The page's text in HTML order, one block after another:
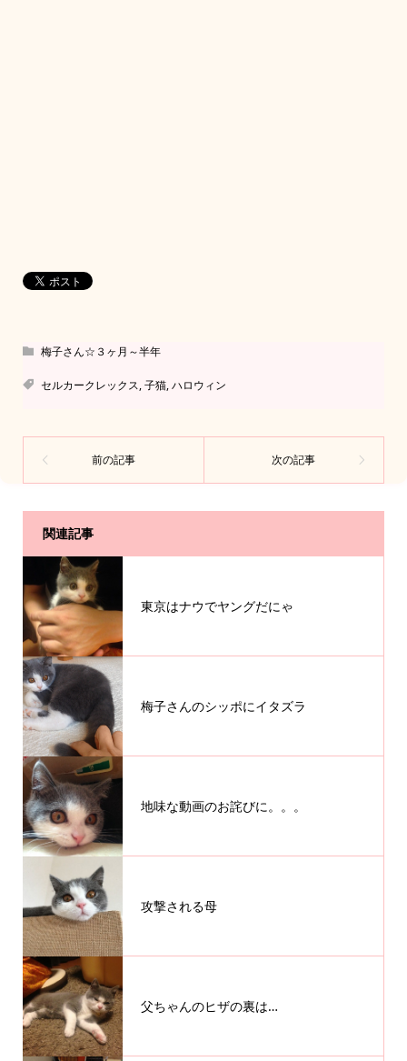
梅子さん☆３ヶ月～半年
セルカークレックス,子猫,ハロウィン
関連記事
東京はナウでヤングだにゃ
梅子さんのシッポにイタズラ
地味な動画のお詫びに。。。
攻撃される母
父ちゃんのヒザの裏は…